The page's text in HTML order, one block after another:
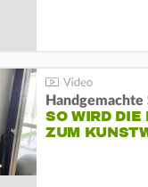
SO WIRD DIE
ZUM